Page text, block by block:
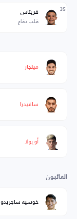
35 فريتاس
قلب دفاع
ميلجار
سافيدرا
أويولا
الغائبون
خوسيه ساجريدو